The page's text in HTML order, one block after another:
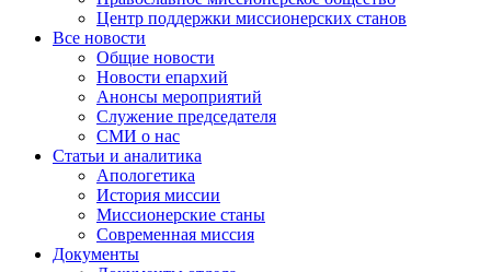
Центр поддержки миссионерских станов
Все новости
Общие новости
Новости епархий
Анонсы мероприятий
Служение председателя
СМИ о нас
Статьи и аналитика
Апологетика
История миссии
Миссионерские станы
Современная миссия
Документы